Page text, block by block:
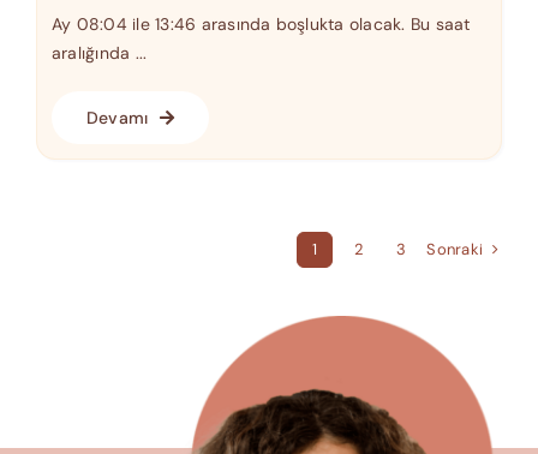
Ay 08:04 ile 13:46 arasında boşlukta olacak. Bu saat
aralığında ...
Devamı
1 2 3 Sonraki